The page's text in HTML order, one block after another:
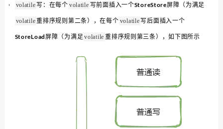
volatile 写：在每个 volatile 写前面插入一个StoreStore屏障（为满足
volatile重排序规则第二条），在每个 volatile 写后面插入一个
StoreLoad屏障（为满足 volatile 重排序规则第三条），如下图所示